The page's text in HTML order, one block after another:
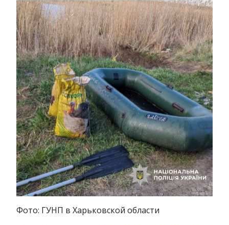
Фото: ГУНП в Харьковской области